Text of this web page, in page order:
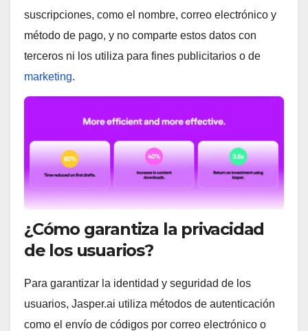
suscripciones, como el nombre, correo electrónico y
método de pago, y no comparte estos datos con
terceros ni los utiliza para fines publicitarios o de
marketing.
¿Cómo garantiza la privacidad
de los usuarios?
Para garantizar la identidad y seguridad de los
usuarios, Jasper.ai utiliza métodos de autenticación
como el envío de códigos por correo electrónico o